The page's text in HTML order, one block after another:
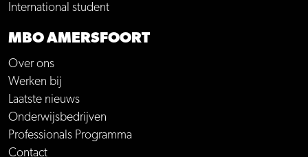
International student
MBO AMERSFOORT
Over ons
Werken bij
Laatste nieuws
Onderwijsbedrijven
Professionals Programma
Contact